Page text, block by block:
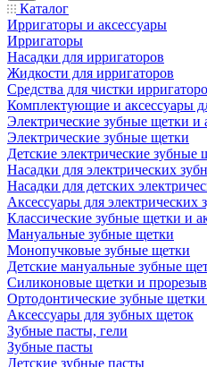
Каталог
Ирригаторы и аксессуары
Ирригаторы
Насадки для ирригаторов
Жидкости для ирригаторов
Средства для чистки
Комплектующие и аксессуары
Электрические зубные щетки и
Электрические зубные щетки
Детские электрические зубные
Насадки для электрических
Насадки для детских
Аксессуары для электрических
Классические зубные щетки и
Мануальные зубные щетки
Монопучковые зубные щетки
Детские мануальные зубные
Силиконовые щетки и
Ортодонтические зубные щетки
Аксессуары для зубных щеток
Зубные пасты, гели
Зубные пасты
Детские зубные пасты